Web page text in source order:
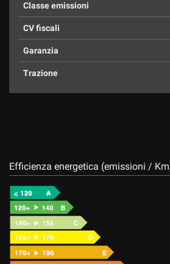
Classe emissioni
CV fiscali
Garanzia
Trazione
Efficienza energetica (emissioni /